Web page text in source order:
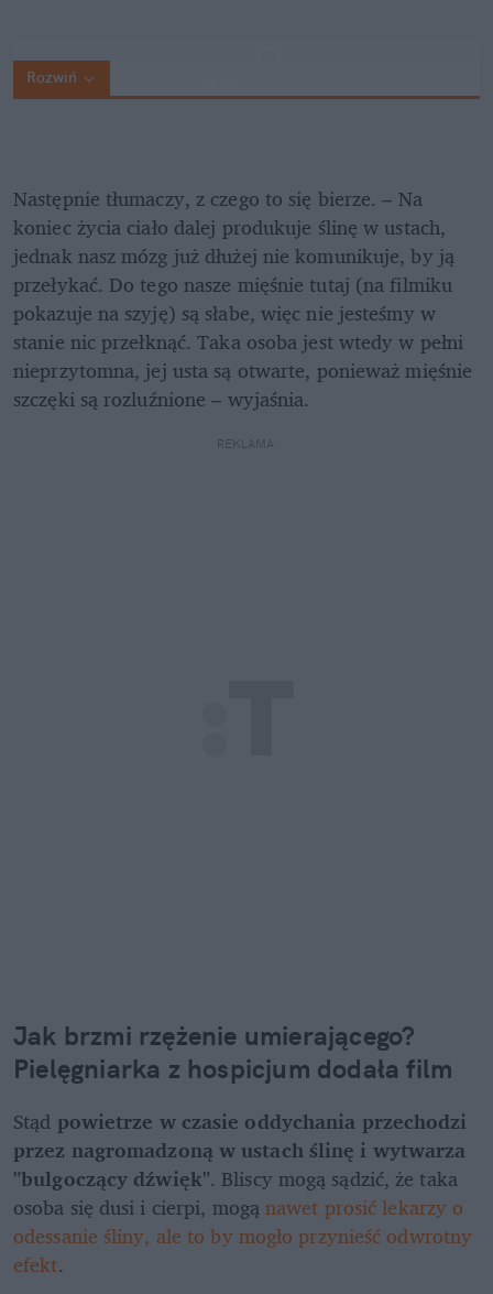
Rozwiń
Następnie tłumaczy, z czego to się bierze. – Na
koniec życia ciało dalej produkuje ślinę w ustach,
jednak nasz mózg już dłużej nie komunikuje, by ją
przełykać. Do tego nasze mięśnie tutaj (na filmiku
pokazuje na szyję) są słabe, więc nie jesteśmy w
stanie nic przełknąć. Taka osoba jest wtedy w pełni
nieprzytomna, jej usta są otwarte, ponieważ mięśnie
szczęki są rozluźnione – wyjaśnia.
REKLAMA
Jak brzmi rzężenie umierającego?
Pielęgniarka z hospicjum dodała film
Stąd powietrze w czasie oddychania przechodzi
przez nagromadzoną w ustach ślinę i wytwarza
"bulgoczący dźwięk". Bliscy mogą sądzić, że taka
osoba się dusi i cierpi, mogą nawet prosić lekarzy o
odessanie śliny, ale to by mogło przynieść odwrotny
efekt.